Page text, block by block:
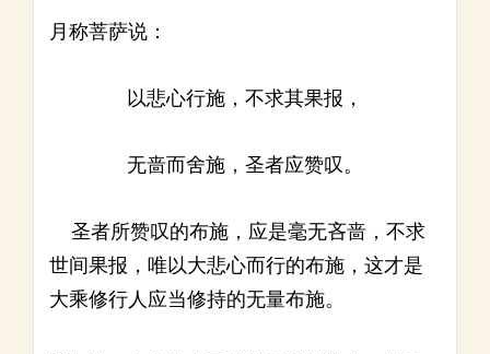
月称菩萨说：
以悲心行施，不求其果报，
无啬而舍施，圣者应赞叹。
圣者所赞叹的布施，应是毫无吝啬，不求
世间果报，唯以大悲心而行的布施，这才是
大乘修行人应当修持的无量布施。